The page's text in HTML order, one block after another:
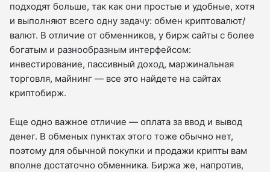
подходят больше, так как они простые и удобные, хотя
и выполняют всего одну задачу: обмен криптовалют/
валют. В отличие от обменников, у бирж сайты с более
богатым и разнообразным интерфейсом:
инвестирование, пассивный доход, маржинальная
торговля, майнинг — все это найдете на сайтах
криптобирж.
Еще одно важное отличие — оплата за ввод и вывод
денег. В обменых пунктах этого тоже обычно нет,
поэтому для обычной покупки и продажи крипты вам
вполне достаточно обменника. Биржа же, напротив,